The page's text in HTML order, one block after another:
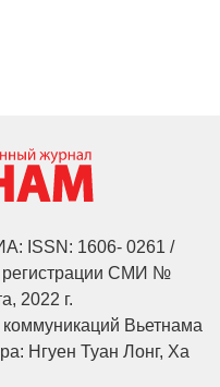
ISSN: 1606- 0261 /
регистрации СМИ №
2022 г.
Вьетнама
Нгуен Туан Лонг, Ха